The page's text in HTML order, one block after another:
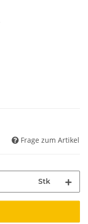
Frage zum Artikel
Stk